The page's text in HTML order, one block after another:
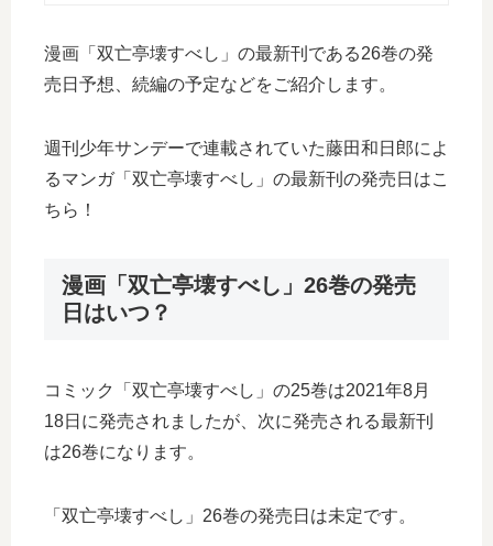
漫画「双亡亭壊すべし」の最新刊である26巻の発
売日予想、続編の予定などをご紹介します。
週刊少年サンデーで連載されていた藤田和日郎によ
るマンガ「双亡亭壊すべし」の最新刊の発売日はこ
ちら！
漫画「双亡亭壊すべし」26巻の発売
日はいつ？
コミック「双亡亭壊すべし」の25巻は2021年8月
18日に発売されましたが、次に発売される最新刊
は26巻になります。
「双亡亭壊すべし」26巻の発売日は未定です。